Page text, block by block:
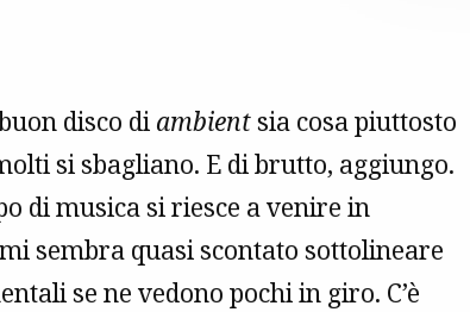
disco di ambientsia cosa piuttosto
si sbagliano. E di brutto, aggiungo.
di musica si riesce a venire in
sembra quasi scontato sottolineare
se ne vedono pochi in giro. C’è